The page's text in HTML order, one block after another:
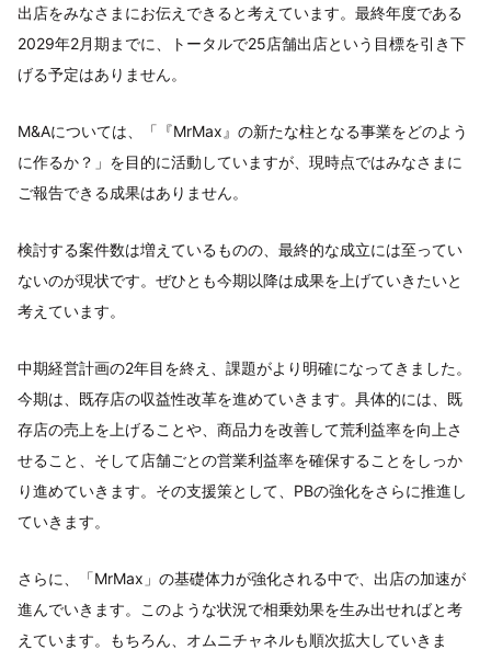
出店をみなさまにお伝えできると考えています。最終年度である
2029年2月期までに、トータルで25店舗出店という目標を引き下
げる予定はありません。
M&Aについては、「『MrMax』の新たな柱となる事業をどのよう
に作るか？」を目的に活動していますが、現時点ではみなさまに
ご報告できる成果はありません。
検討する案件数は増えているものの、最終的な成立には至ってい
ないのが現状です。ぜひとも今期以降は成果を上げていきたいと
考えています。
中期経営計画の2年目を終え、課題がより明確になってきました。
今期は、既存店の収益性改革を進めていきます。具体的には、既
存店の売上を上げることや、商品力を改善して荒利益率を向上さ
せること、そして店舗ごとの営業利益率を確保することをしっか
り進めていきます。その支援策として、PBの強化をさらに推進し
ていきます。
さらに、「MrMax」の基礎体力が強化される中で、出店の加速が
進んでいきます。このような状況で相乗効果を生み出せればと考
えています。もちろん、オムニチャネルも順次拡大していきま